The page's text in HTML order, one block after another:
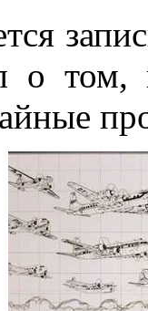
о том,